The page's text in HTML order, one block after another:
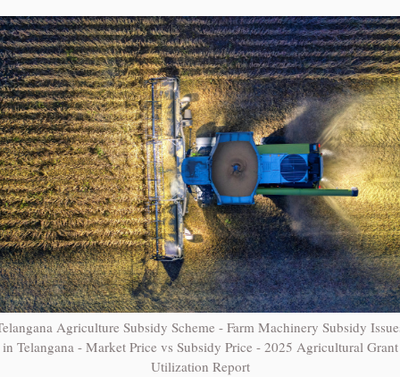
Agriculture Subsidy Scheme - Farm Machinery Subsidy
in Telangana - Market Price vs Subsidy Price - 2025 Agricultural Grant
Utilization Report